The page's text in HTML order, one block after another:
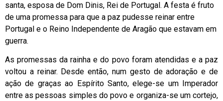
santa, esposa de Dom Dinis, Rei de Portugal. A festa é fruto
de uma promessa para que a paz pudesse reinar entre
Portugal e o Reino Independente de Aragão que estavam em
guerra.
As promessas da rainha e do povo foram atendidas e a paz
voltou a reinar. Desde então, num gesto de adoração e de
ação de graças ao Espírito Santo, elege-se um Imperador
entre as pessoas simples do povo e organiza-se um cortejo,